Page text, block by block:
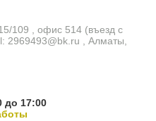
109 , офис 514 (въезд с
2969493@bk.ru , Алматы,
до 17:00